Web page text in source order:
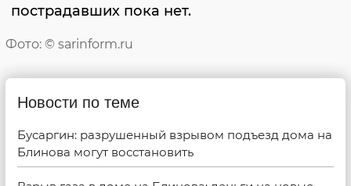
пострадавших пока нет.
Фото: © sarinform.ru
Новости по теме
Бусаргин: разрушенный взрывом подъезд дома на
Блинова могут восстановить